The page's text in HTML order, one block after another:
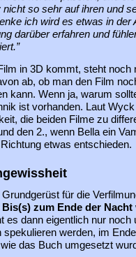
nicht so sehr auf ihren und
ich wird es etwas in der
darüber erfahren und
in 3D kommt, steht noch
ab, ob man den Film
kann. Wenn ja, warum
ist vorhanden. Laut
die beiden Filme zu
den 2., wenn Bella ein
etwas entschieden.
für die
Bis(s) zum Ende der Nacht
es dann eigentlich nur
spekulieren werden, im
das Buch umgesetzt